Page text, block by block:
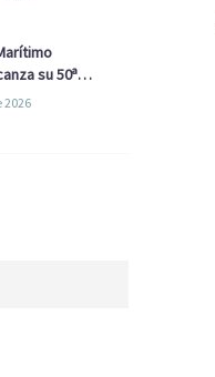
su 50ª
su
2026